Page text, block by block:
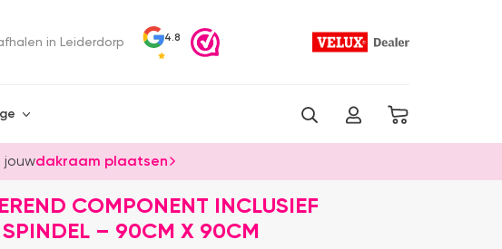
in Leiderdorp 4.8
jouwdakraam plaatsen
COMPONENT INCLUSIEF
– 90CM X 90CM